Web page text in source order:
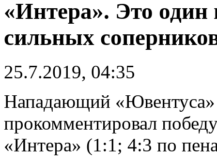
«Интера». Это
сильных
25.7.2019, 04:35
Нападающий
прокомментировал
«Интера» (1:1; 4:3 по